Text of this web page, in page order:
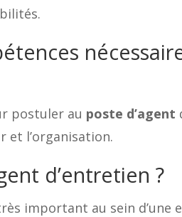
postuler au poste d’agent
et l’organisation.
d’entretien ?
important au sein